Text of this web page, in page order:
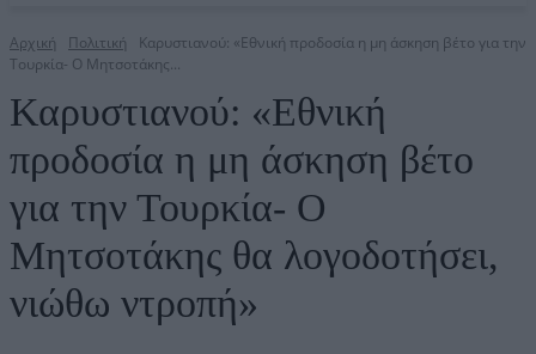
Αρχική Πολιτική
Καρυστιανού: «Εθνική προδοσία η μη άσκηση βέτο για την
Τουρκία- Ο Μητσοτάκης...
Καρυστιανού: «Εθνική
προδοσία η μη άσκηση βέτο
για την Τουρκία- Ο
Μητσοτάκης θα λογοδοτήσει,
νιώθω ντροπή»